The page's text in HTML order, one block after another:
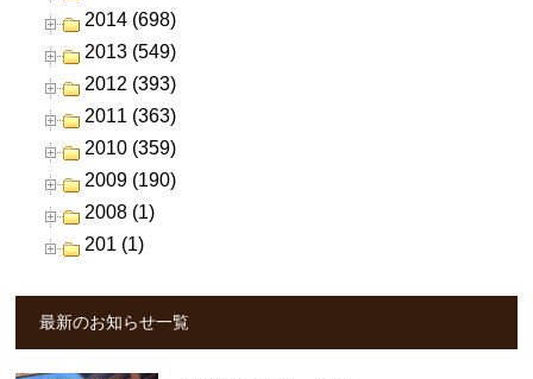
2014 (698)
2013 (549)
2012 (393)
2011 (363)
2010 (359)
2009 (190)
2008 (1)
201 (1)
最新のお知らせ一覧